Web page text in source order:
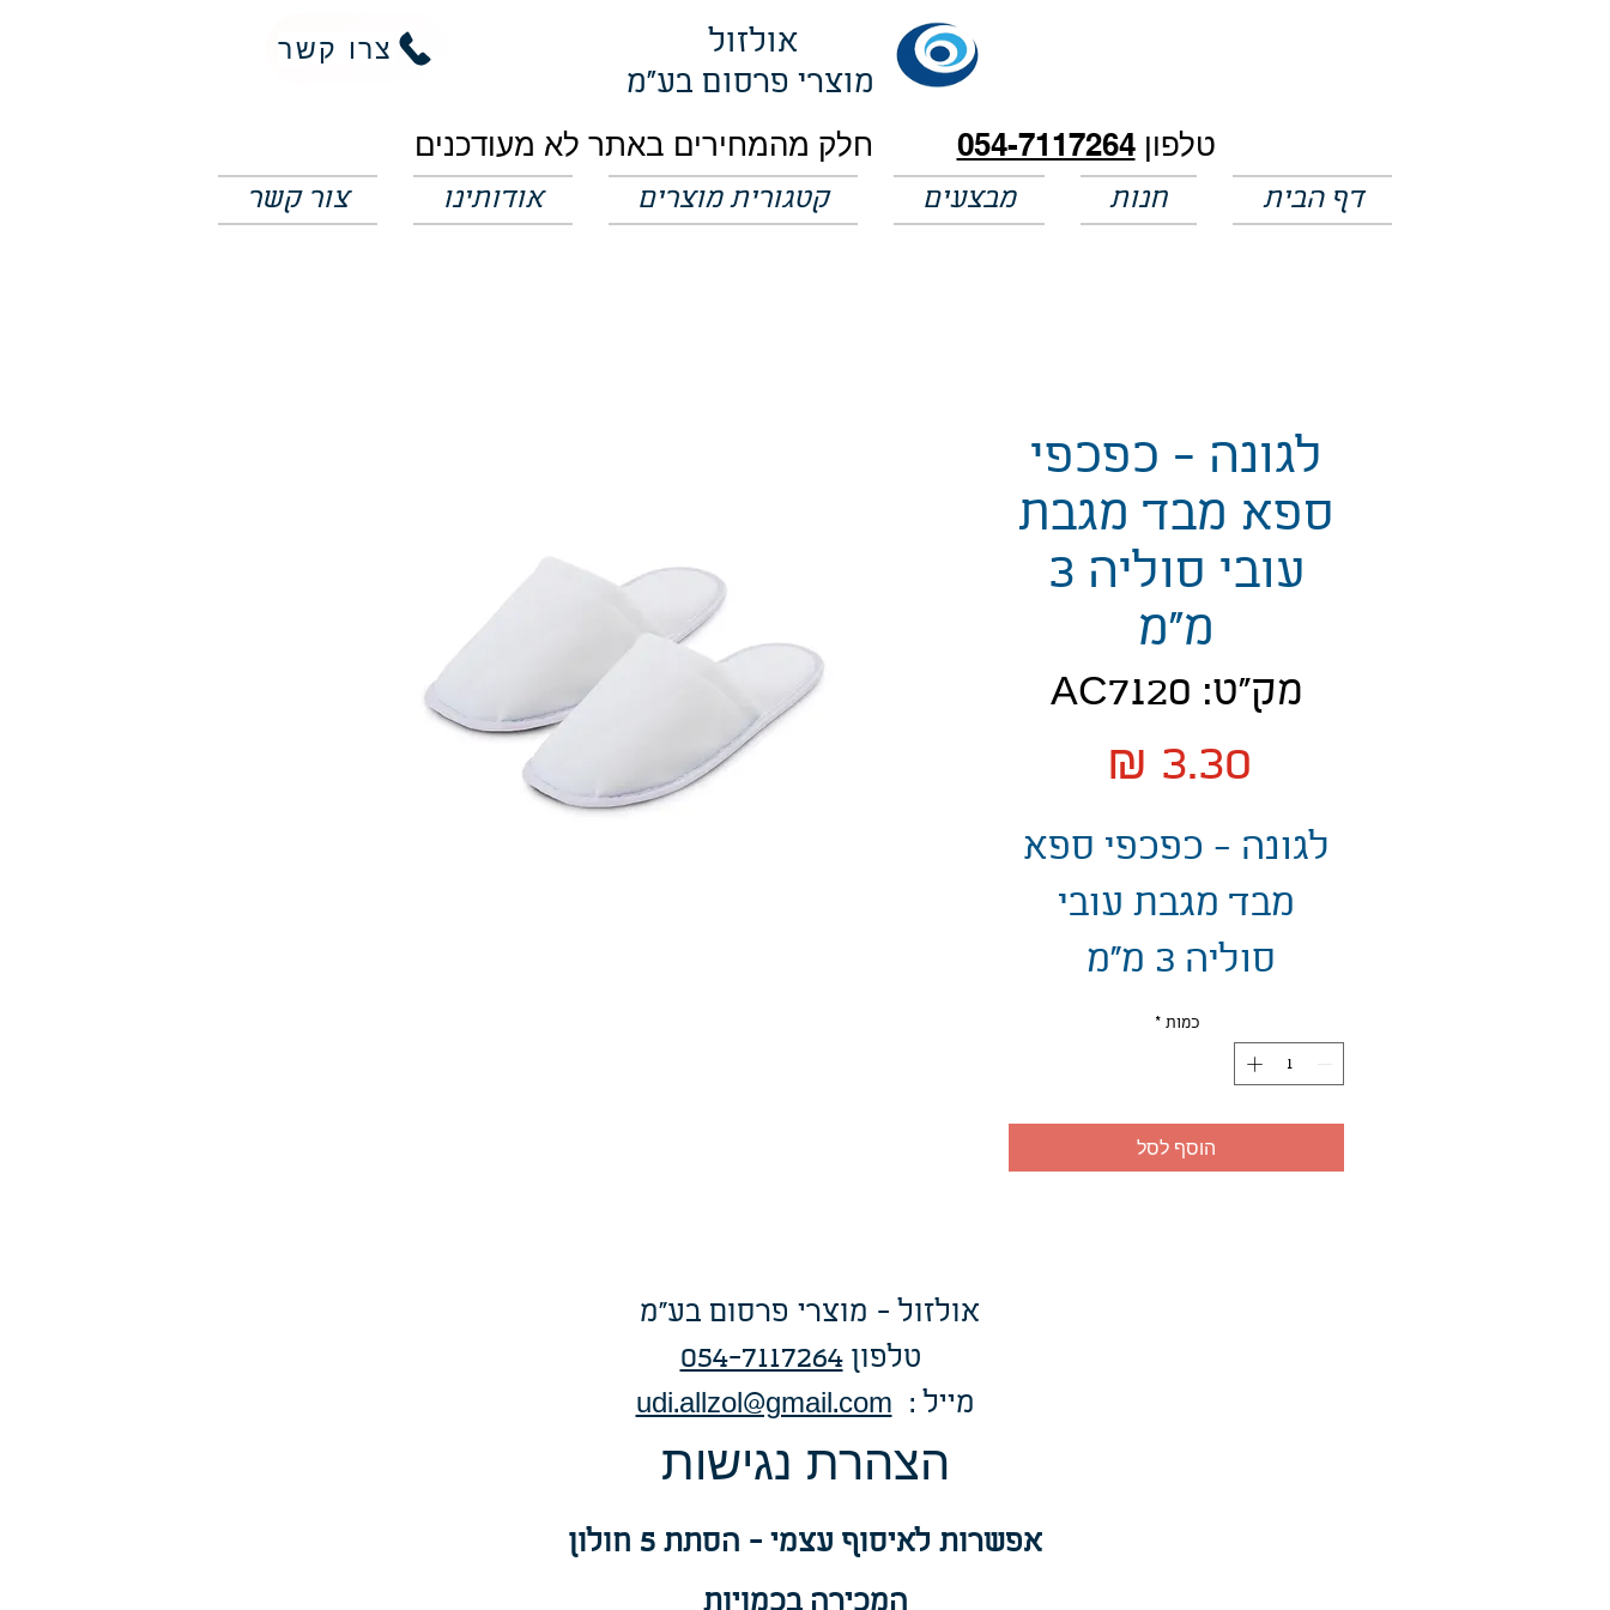
צרו קשר
אולזול
מוצרי פרסום בע"מ
טלפון054-7117264
דף הבית חנות מבצעים קטגורית מוצרים אודותינו צור קשר
לגונה - כפכפי
ספא מבד מגבת
עובי סוליה 3
מ"מ
מק"ט: AC7120
לגונה - כפכפי ספא
מבד מגבת עובי
סוליה 3 מ"מ
כמות *
הוסף לסל
אולזול - מוצרי פרסום בע"מ
טלפון054-7117264
udi.allzol@gmail.com
: מייל
הצהרת נגישות
אפשרות לאיסוף עצמי - הסתת 5 חולון
המכירה בכמויות